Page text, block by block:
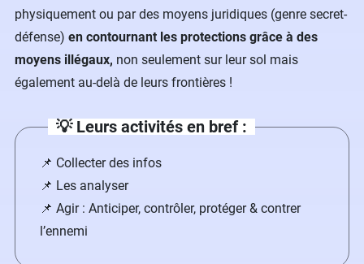
physiquement ou par des moyens juridiques (genre secret-
défense) en contournant les protections grâce à des
moyens illégaux, non seulement sur leur sol mais
également au-delà de leurs frontières !
💡 Leurs activités en bref :
📌 Collecter des infos
📌 Les analyser
📌 Agir : Anticiper, contrôler, protéger & contrer
l’ennemi